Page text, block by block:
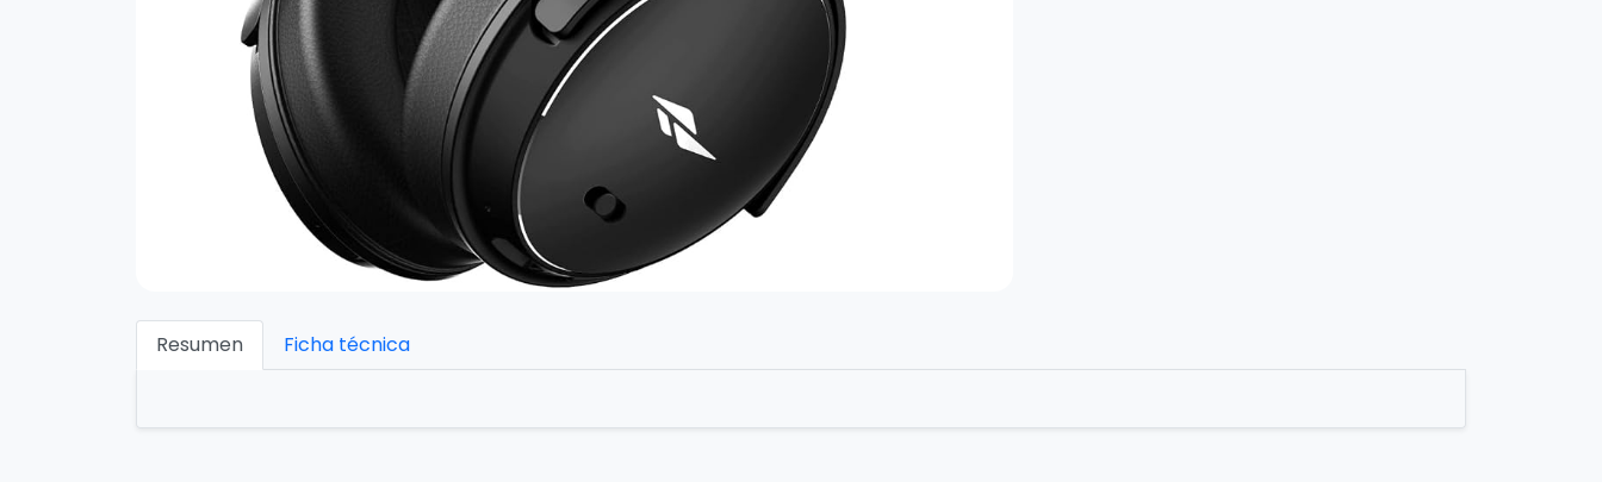
Resumen Ficha técnica